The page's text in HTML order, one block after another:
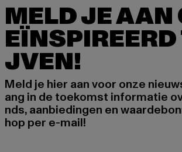
MELD JE AAN
EÏNSPIREERD
JVEN!
Meld je hier aan voor onze
ang in de toekomst informatie
nds, aanbiedingen en
hop per e-mail!